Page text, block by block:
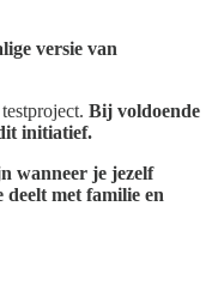
versie van
Bij voldoende
initiatief.
wanneer je jezelf
deelt met familie en